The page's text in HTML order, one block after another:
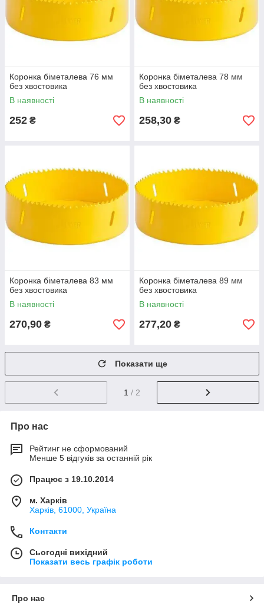
Коронка біметалева 76 мм
без хвостовика
В наявності
252 ₴
Коронка біметалева 78 мм
без хвостовика
В наявності
258,30 ₴
Коронка біметалева 83 мм
без хвостовика
В наявності
270,90 ₴
Коронка біметалева 89 мм
без хвостовика
В наявності
277,20 ₴
Показати ще
1 / 2
Про нас
Рейтинг не сформований
Менше 5 відгуків за останній рік
Працює з 19.10.2014
м. Харків
Харків, 61000, Україна
Контакти
Сьогодні вихідний
Показати весь графік роботи
Про нас